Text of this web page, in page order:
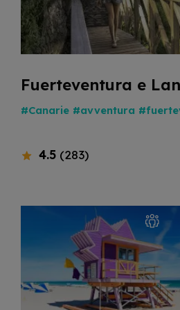
Fuerteventura e
#Canarie #avventura
4.5 (283)